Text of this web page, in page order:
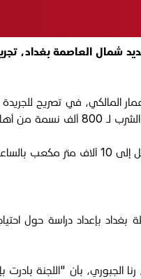
شمال العاصمة بغداد،
لها".
بإعداد دراسة حول
الجبوري، بأن "اللجنة